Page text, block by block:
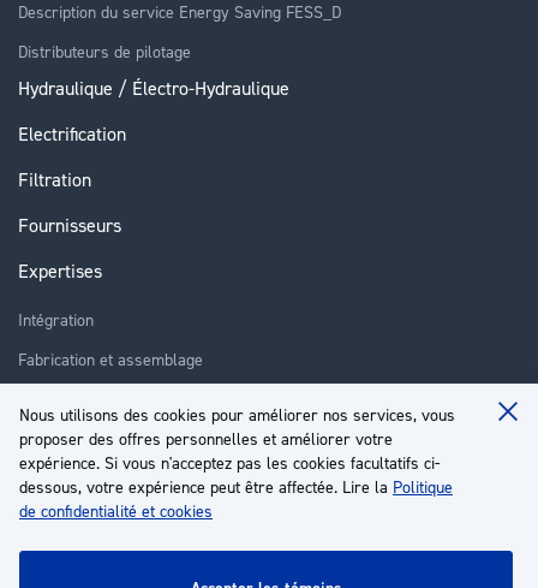
Nous utilisons des cookies pour améliorer nos services, vous
proposer des offres personnelles et améliorer votre
expérience. Si vous n'acceptez pas les cookies facultatifs ci-
dessous, votre expérience peut être affectée. Lire la Politique
de confidentialité et cookies
Description du service Energy Saving FESS_D
Distributeurs de pilotage
Hydraulique / Électro-Hydraulique
Electrification
Filtration
Fournisseurs
Expertises
Intégration
Fabrication et assemblage
Réparation
Formation
À propos
Service client